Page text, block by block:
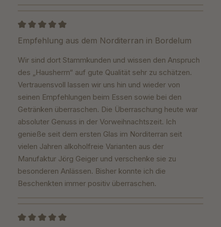
Review with rating of 5 out of 5 stars
Empfehlung aus dem Norditerran in Bordelum
Wir sind dort Stammkunden und wissen den Anspruch
des „Hausherrn“ auf gute Qualität sehr zu schätzen.
Vertrauensvoll lassen wir uns hin und wieder von
seinen Empfehlungen beim Essen sowie bei den
Getränken überraschen. Die Überraschung heute war
absoluter Genuss in der Vorweihnachtszeit. Ich
genieße seit dem ersten Glas im Norditerran seit
vielen Jahren alkoholfreie Varianten aus der
Manufaktur Jörg Geiger und verschenke sie zu
besonderen Anlässen. Bisher konnte ich die
Beschenkten immer positiv überraschen.